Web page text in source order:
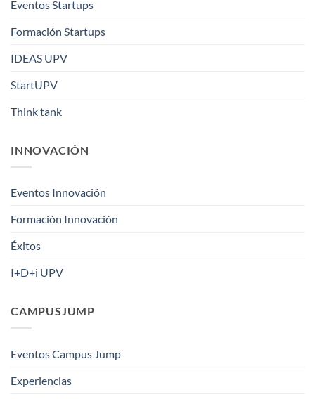
Eventos Startups
Formación Startups
IDEAS UPV
StartUPV
Think tank
INNOVACIÓN
Eventos Innovación
Formación Innovación
Éxitos
I+D+i UPV
CAMPUSJUMP
Eventos Campus Jump
Experiencias